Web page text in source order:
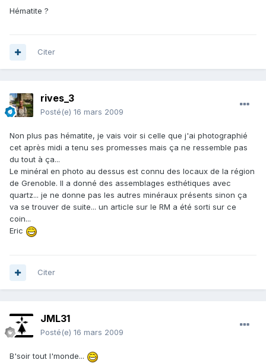
Hématite ?
Citer
rives_3
Posté(e) 16 mars 2009
Non plus pas hématite, je vais voir si celle que j'ai photographié
cet après midi a tenu ses promesses mais ça ne ressemble pas
du tout à ça...
Le minéral en photo au dessus est connu des locaux de la région
de Grenoble. Il a donné des assemblages esthétiques avec
quartz... je ne donne pas les autres minéraux présents sinon ça
va se trouver de suite... un article sur le RM a été sorti sur ce
coin...
Eric
Citer
JML31
Posté(e) 16 mars 2009
B'soir tout l'monde...